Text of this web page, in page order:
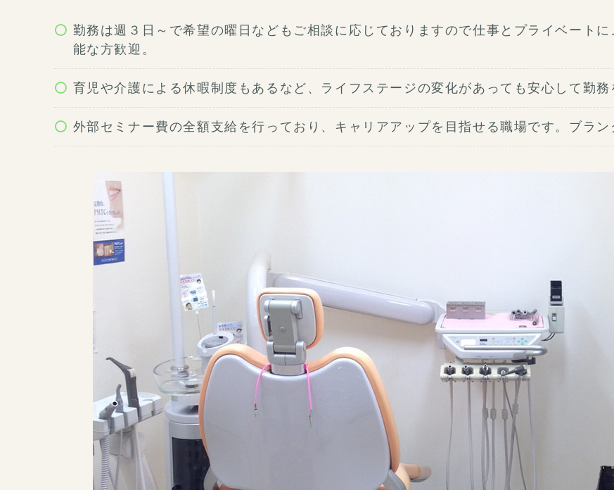
勤務は週３日～で希望の曜日などもご相談に応じておりますので仕事とプライベート
能な方歓迎。
育児や介護による休暇制度もあるなど、ライフステージの変化があっても安心して勤務
外部セミナー費の全額支給を行っており、キャリアアップを目指せる職場です。ブラン